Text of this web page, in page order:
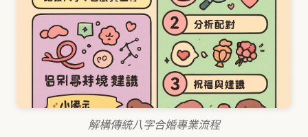
解構傳統八字合婚專業流程